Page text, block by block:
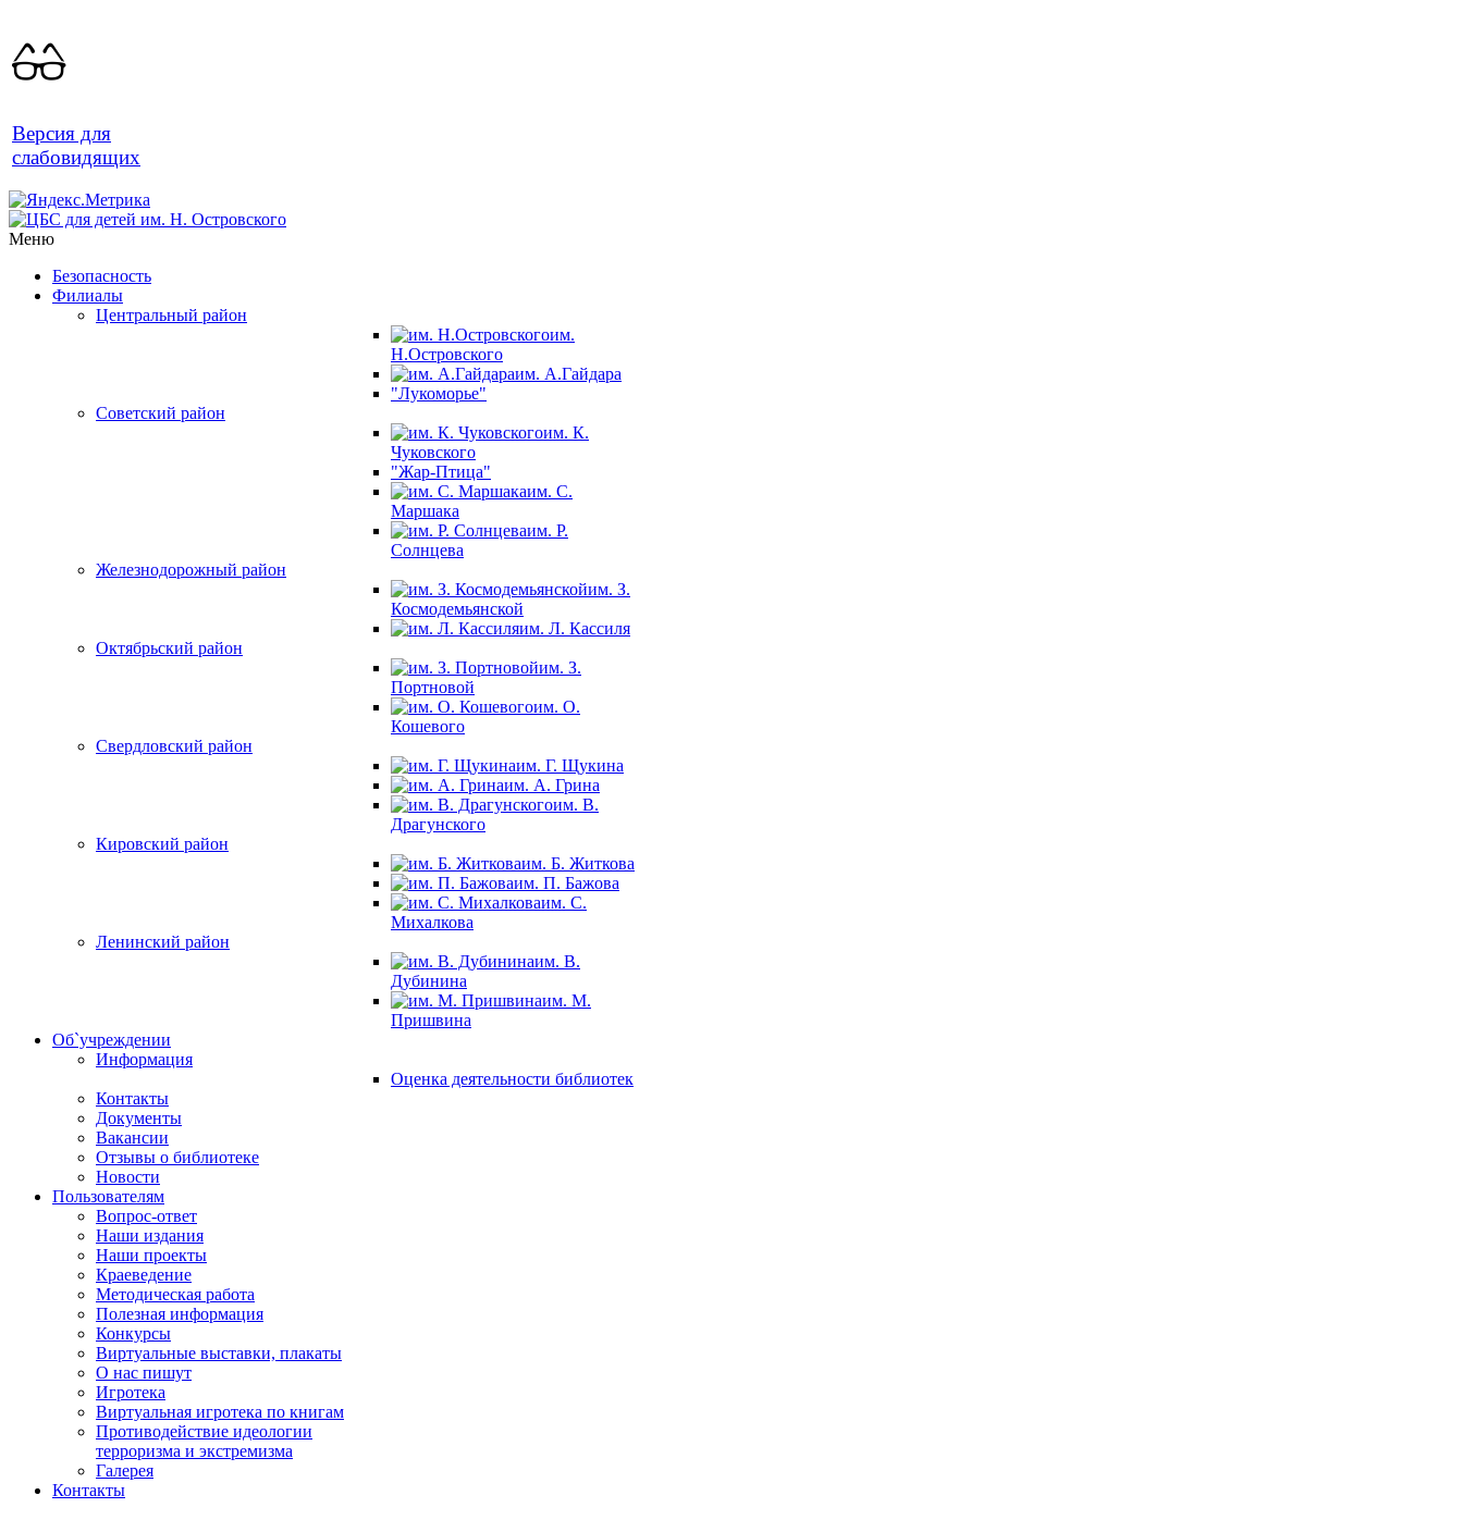
Версия для
слабовидящих
Меню
Безопасность
Филиалы
Центральный район
им.
Н.Островского
им. А.Гайдара
"Лукоморье"
Советский район
им. К.
Чуковского
"Жар-Птица"
им. С.
Маршака
им. Р.
Солнцева
Железнодорожный район
им. З.
Космодемьянской
им. Л. Кассиля
Октябрьский район
им. З.
Портновой
им. О.
Кошевого
Свердловский район
им. Г. Щукина
им. А. Грина
им. В.
Драгунского
Кировский район
им. Б. Житкова
им. П. Бажова
им. С.
Михалкова
Ленинский район
им. В.
Дубинина
им. М.
Пришвина
Об`учреждении
Информация
Оценка деятельности библиотек
Контакты
Документы
Вакансии
Отзывы о библиотеке
Новости
Пользователям
Вопрос-ответ
Наши издания
Наши проекты
Краеведение
Методическая работа
Полезная информация
Конкурсы
Виртуальные выставки, плакаты
О нас пишут
Игротека
Виртуальная игротека по книгам
Противодействие идеологии
терроризма и экстремизма
Галерея
Контакты